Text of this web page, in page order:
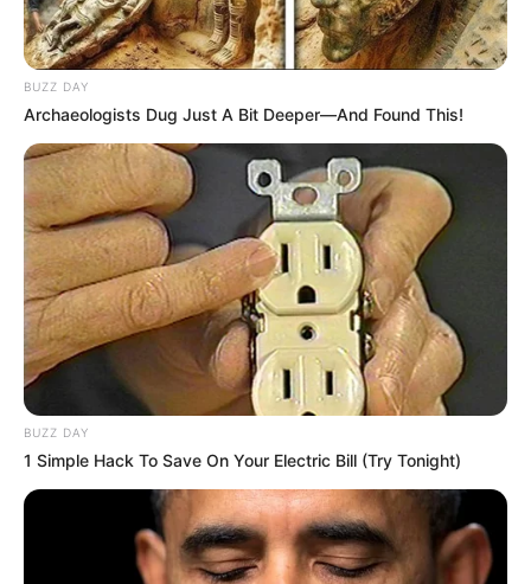
BUZZ DAY
Archaeologists Dug Just A Bit Deeper—And Found This!
BUZZ DAY
1 Simple Hack To Save On Your Electric Bill (Try Tonight)